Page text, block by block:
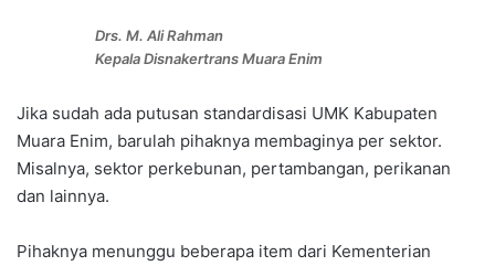
Drs. M. Ali Rahman
Kepala Disnakertrans Muara Enim
Jika sudah ada putusan standardisasi UMK Kabupaten
Muara Enim, barulah pihaknya membaginya per sektor.
Misalnya, sektor perkebunan, pertambangan, perikanan
dan lainnya.
Pihaknya menunggu beberapa item dari Kementerian